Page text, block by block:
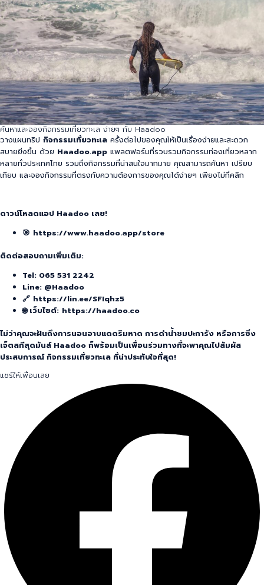
ค้นหาและจองกิจกรรมเที่ยวทะเล ง่ายๆ กับ Haadoo
วางแผนทริป กิจกรรมเที่ยวทะเล ครั้งต่อไปของคุณให้เป็นเรื่องง่ายและสะดวก
สบายยิ่งขึ้น ด้วย Haadoo.app แพลตฟอร์มที่รวบรวมกิจกรรมท่องเที่ยวหลาก
หลายทั่วประเทศไทย รวมถึงกิจกรรมที่น่าสนใจมากมาย คุณสามารถค้นหา เปรียบ
เทียบ และจองกิจกรรมที่ตรงกับความต้องการของคุณได้ง่ายๆ เพียงไม่กี่คลิก
ดาวน์โหลดแอป Haadoo เลย!
🎯 https://www.haadoo.app/store
ติดต่อสอบถามเพิ่มเติม:
Tel: 065 531 2242
Line: @Haadoo
🔗 https://lin.ee/SFIqhz5
🌐 เว็บไซต์: https://haadoo.co
ไม่ว่าคุณจะฝันถึงการนอนอาบแดดริมหาด การดำน้ำชมปะการัง หรือการซิ่ง
เจ็ตสกีสุดมันส์ Haadoo ก็พร้อมเป็นเพื่อนร่วมทางที่จะพาคุณไปสัมผัส
ประสบการณ์ กิจกรรมเที่ยวทะเล ที่น่าประทับใจที่สุด!
แชร์ให้เพื่อนเลย